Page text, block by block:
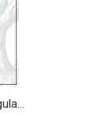
Áo Sơ Mi Màu Ngắn Tay Modal Regular 405 Vĩnh Tiến - Nhiều Màu